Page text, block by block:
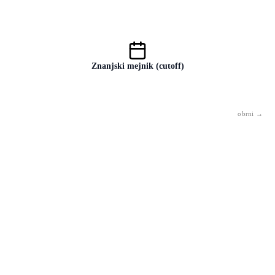
Znanjski mejnik (cutoff)